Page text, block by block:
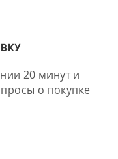
20 минут и
о покупке